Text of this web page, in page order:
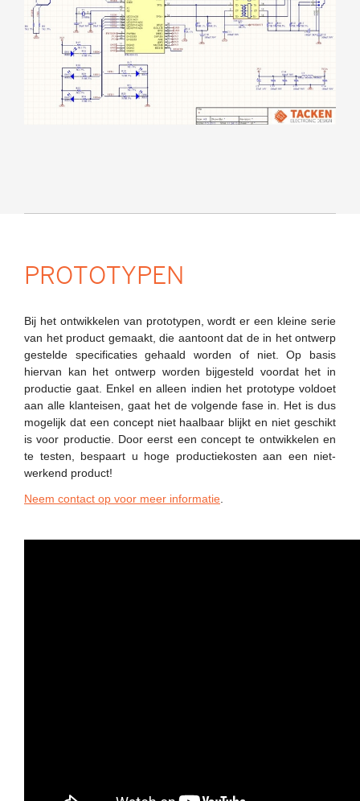
PROTOTYPEN
Bij het ontwikkelen van prototypen, wordt er een kleine serie
van het product gemaakt, die aantoont dat de in het ontwerp
gestelde specificaties gehaald worden of niet. Op basis
hiervan kan het ontwerp worden bijgesteld voordat het in
productie gaat. Enkel en alleen indien het prototype voldoet
aan alle klanteisen, gaat het de volgende fase in. Het is dus
mogelijk dat een concept niet haalbaar blijkt en niet geschikt
is voor productie. Door eerst een concept te ontwikkelen en
te testen, bespaart u hoge productiekosten aan een niet-
werkend product!
Neem contact op voor meer informatie